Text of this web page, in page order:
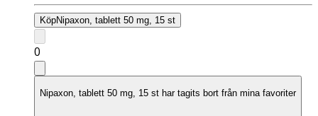
KöpNipaxon, tablett 50 mg, 15 st
0
Nipaxon, tablett 50 mg, 15 st har tagits bort från mina favoriter